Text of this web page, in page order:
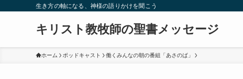
生き方の軸になる、神様の語りかけを聞こう
キリスト教牧師の聖書メッセージ
ホーム ポッドキャスト 働くみんなの朝の番組「あさのば」